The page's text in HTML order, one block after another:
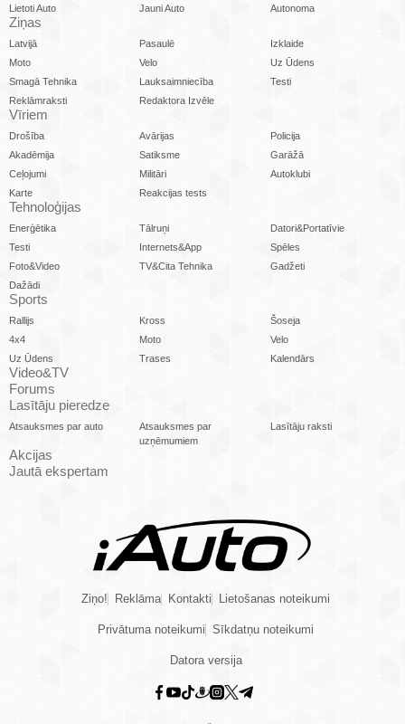
Lietoti Auto Jauni Auto Autonoma
Ziņas
Latvijā Pasaulē
Izklaide
Moto
Velo
Uz Ūdens
Smagā Tehnika
Lauksaimniecība
Testi
Reklāmraksti
Redaktora Izvēle
Vīriem
Drošība Avārijas
Policija
Akadēmija
Satiksme
Garāžā
Ceļojumi
Militāri
Autoklubi
Karte
Reakcijas tests
Tehnoloģijas
Enerģētika Tālruņi
Datori&Portatīvie
Testi
Internets&App
Spēles
Foto&Video
TV&Cita Tehnika
Gadžeti
Dažādi
Sports
Rallijs Kross
Šoseja
4x4
Moto
Velo
Uz Ūdens
Trases Kalendārs
Video&TV
Forums
Lasītāju pieredze
Atsauksmes par auto
Atsauksmes par
uzņēmumiem
Lasītāju raksti
Akcijas
Jautā ekspertam
Ziņo! Reklāma Kontakti Lietošanas noteikumi
Privātuma noteikumi Sīkdatņu noteikumi
Datora versija